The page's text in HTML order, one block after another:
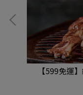
【599免運